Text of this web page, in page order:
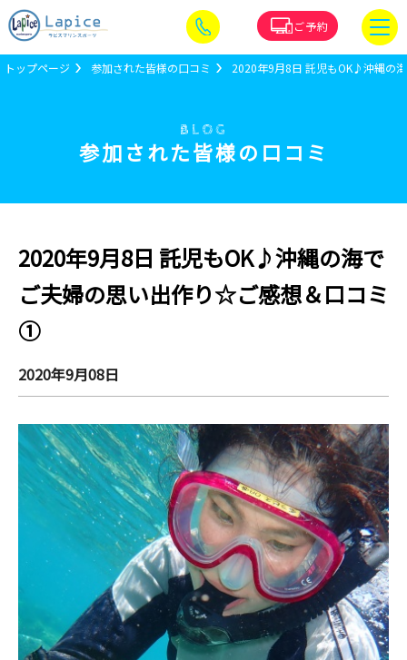
ご予約
トップページ 参加された皆様の口コミ 2020年9月8日 託児もOK♪沖縄の
BLOG
参加された皆様の口コミ
2020年9月8日 託児もOK♪沖縄の海で
ご夫婦の思い出作り☆ご感想＆口コミ
①
2020年9月08日